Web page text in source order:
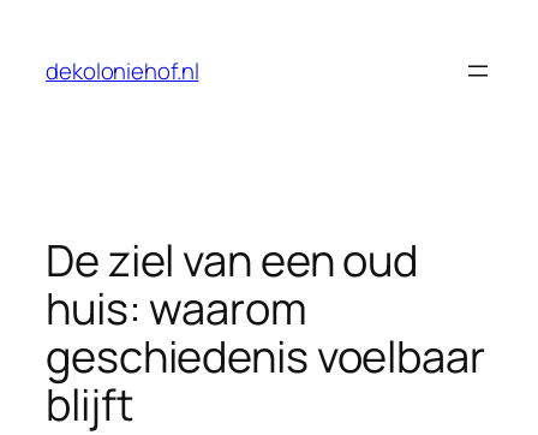
content
dekoloniehof.nl
De ziel van een oud
huis: waarom
geschiedenis voelbaar
blijft